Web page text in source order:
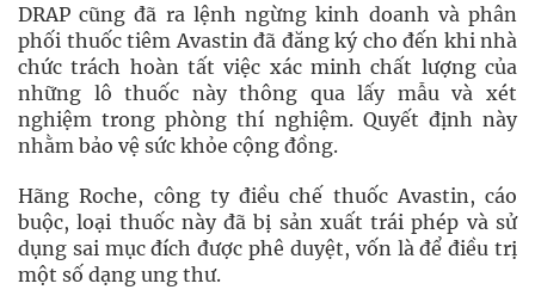
DRAP cũng đã ra lệnh ngừng kinh doanh và phân
phối thuốc tiêm Avastin đã đăng ký cho đến khi nhà
chức trách hoàn tất việc xác minh chất lượng của
những lô thuốc này thông qua lấy mẫu và xét
nghiệm trong phòng thí nghiệm. Quyết định này
nhằm bảo vệ sức khỏe cộng đồng.
Hãng Roche, công ty điều chế thuốc Avastin, cáo
buộc, loại thuốc này đã bị sản xuất trái phép và sử
dụng sai mục đích được phê duyệt, vốn là để điều trị
một số dạng ung thư.